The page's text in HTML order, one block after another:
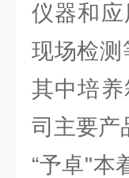
仪器和
现场检测
其中培
司主要产
“予卓"本